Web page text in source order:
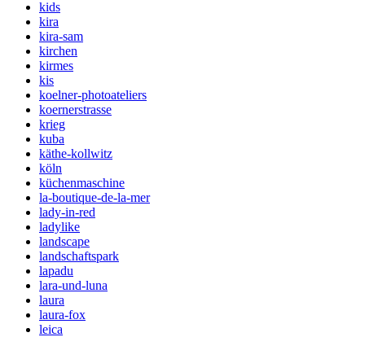
kids
kira
kira-sam
kirchen
kirmes
kis
koelner-photoateliers
koernerstrasse
krieg
kuba
käthe-kollwitz
köln
küchenmaschine
la-boutique-de-la-mer
lady-in-red
ladylike
landscape
landschaftspark
lapadu
lara-und-luna
laura
laura-fox
leica